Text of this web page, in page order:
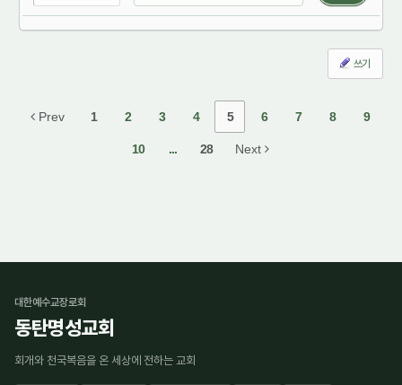
쓰기
Prev 1 2 3 4 5 6 7 8 9
10 ... 28 Next
대한예수교장로회
동탄명성교회
회개와 천국복음을 온 세상에 전하는 교회